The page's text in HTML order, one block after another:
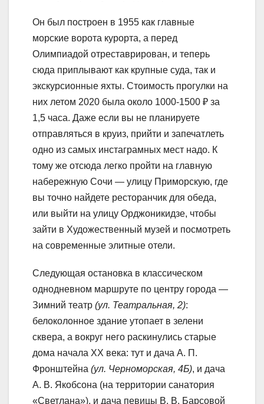
Он был построен в 1955 как главные
морские ворота курорта, а перед
Олимпиадой отреставрирован, и теперь
сюда приплывают как крупные суда, так и
экскурсионные яхты. Стоимость прогулки на
них летом 2020 была около 1000-1500 ₽ за
1,5 часа. Даже если вы не планируете
отправляться в круиз, прийти и запечатлеть
одно из самых инстаграмных мест надо. К
тому же отсюда легко пройти на главную
набережную Сочи — улицу Приморскую, где
вы точно найдете ресторанчик для обеда,
или выйти на улицу Орджоникидзе, чтобы
зайти в Художественный музей и посмотреть
на современные элитные отели.
Следующая остановка в классическом
однодневном маршруте по центру города —
Зимний театр (ул. Театральная, 2):
белоколонное здание утопает в зелени
сквера, а вокруг него раскинулись старые
дома начала XX века: тут и дача А. П.
Фронштейна (ул. Черноморская, 4Б), и дача
А. В. Якобсона (на территории санатория
«Светлана»), и дача певицы В. В. Барсовой